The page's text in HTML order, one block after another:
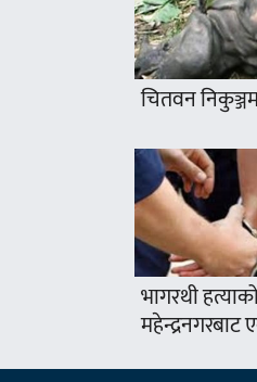
चितवन
भागरथी
महेन्द्रनगरबाट